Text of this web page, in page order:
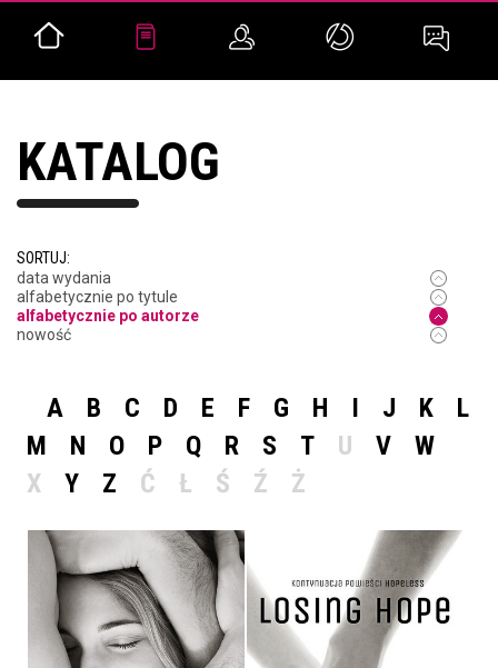
KATALOG
SORTUJ:
data wydania
alfabetycznie po tytule
alfabetycznie po autorze
nowość
A B C D E F G H I J K
L
M
N O P Q R S T U V
W
X
Y Z Ć Ł Ś Ź Ż